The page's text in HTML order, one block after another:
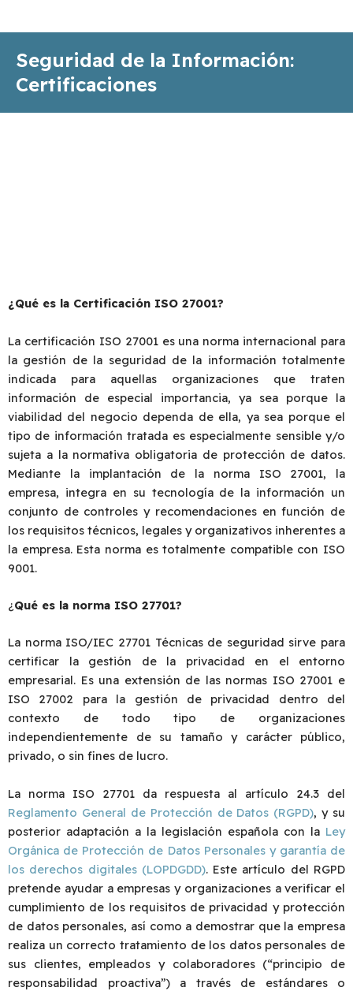
Seguridad de la Información:
Certificaciones
¿Qué es la Certificación ISO 27001?
La certificación ISO 27001 es una norma internacional para
la gestión de la seguridad de la información totalmente
indicada para aquellas organizaciones que traten
información de especial importancia, ya sea porque la
viabilidad del negocio dependa de ella, ya sea porque el
tipo de información tratada es especialmente sensible y/o
sujeta a la normativa obligatoria de protección de datos.
Mediante la implantación de la norma ISO 27001, la
empresa, integra en su tecnología de la información un
conjunto de controles y recomendaciones en función de
los requisitos técnicos, legales y organizativos inherentes a
la empresa. Esta norma es totalmente compatible con ISO
9001.
¿Qué es la norma ISO 27701?
La norma ISO/IEC 27701 Técnicas de seguridad sirve para
certificar la gestión de la privacidad en el entorno
empresarial. Es una extensión de las normas ISO 27001 e
ISO 27002 para la gestión de privacidad dentro del
contexto de todo tipo de organizaciones
independientemente de su tamaño y carácter público,
privado, o sin fines de lucro.
La norma ISO 27701 da respuesta al artículo 24.3 del
Reglamento General de Protección de Datos (RGPD), y su
posterior adaptación a la legislación española con la Ley
Orgánica de Protección de Datos Personales y garantía de
los derechos digitales (LOPDGDD). Este artículo del RGPD
pretende ayudar a empresas y organizaciones a verificar el
cumplimiento de los requisitos de privacidad y protección
de datos personales, así como a demostrar que la empresa
realiza un correcto tratamiento de los datos personales de
sus clientes, empleados y colaboradores (“principio de
responsabilidad proactiva”) a través de estándares o